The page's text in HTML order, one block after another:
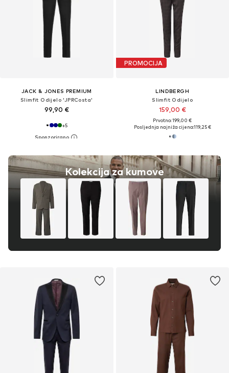
JACK & JONES PREMIUM
Slimfit Odijelo 'JPRCosta'
99,90 €
+5
Kolekcija za kumove
PROMOCIJA
LINDBERGH
Slimfit Odijelo
159,00 €
Prvotno: 199,00 €
Posljednja najniža cijena:119,25 €